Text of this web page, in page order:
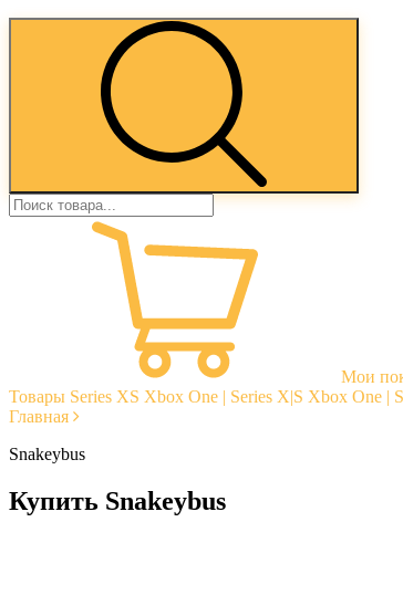
Мои
Товары Series XS Xbox One | Series X|S Xbox One |
Главная
Snakeybus
Купить Snakeybus